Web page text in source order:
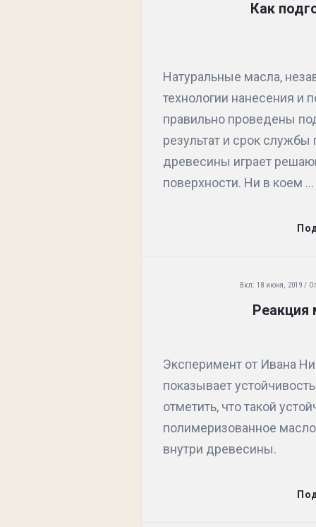
Как
Натуральные масла,
технологии нанесения и
правильно проведены
результат и срок
древесины играет
поверхности. Ни в коем ...
Вкл: 18 июня, 2019
Реакция
Эксперимент от Ивана
показывает
отметить, что такой
полимеризованное
внутри древесины.